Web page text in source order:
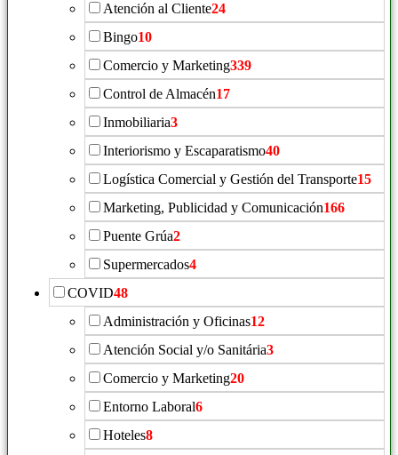
Atención al Cliente24
Bingo10
Comercio y Marketing339
Control de Almacén17
Inmobiliaria3
Interiorismo y Escaparatismo40
Logística Comercial y Gestión del Transporte15
Marketing, Publicidad y Comunicación166
Puente Grúa2
Supermercados4
COVID48
Administración y Oficinas12
Atención Social y/o Sanitária3
Comercio y Marketing20
Entorno Laboral6
Hoteles8